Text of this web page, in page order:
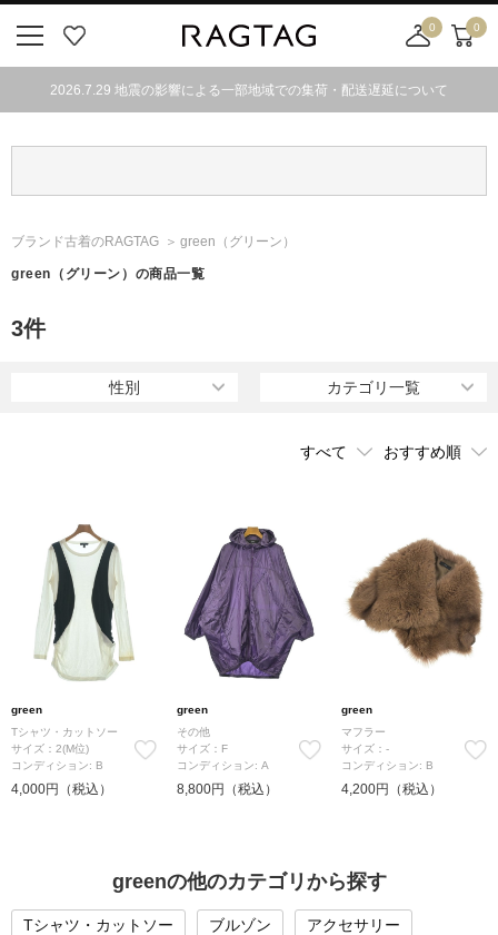
気
0
舗
カ
0
2026.7.29 地震の影響による一部地域での集荷・配送遅延について
ブランド古着のRAGTAG green （グリーン）
green （グリーン） の商品一覧
3件
性別 カテゴリ一覧
green
Tシャツ・カットソー
サイズ：2(M位)
コンディション: B
4,000円（税込）
green
その他
サイズ：F
コンディション: A
8,800円（税込）
green
マフラー
サイズ：-
コンディション: B
4,200円（税込）
greenの他のカテゴリから探す
Tシャツ・カットソー ブルゾン アクセサリー